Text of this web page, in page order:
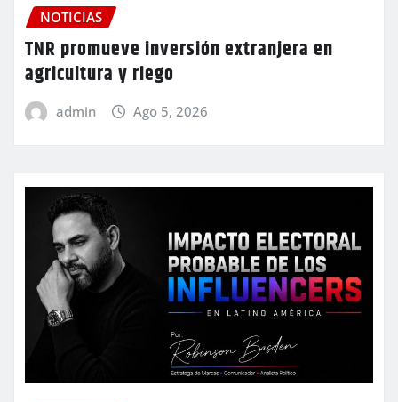
NOTICIAS
TNR promueve inversión extranjera en
agricultura y riego
admin Ago 5, 2026